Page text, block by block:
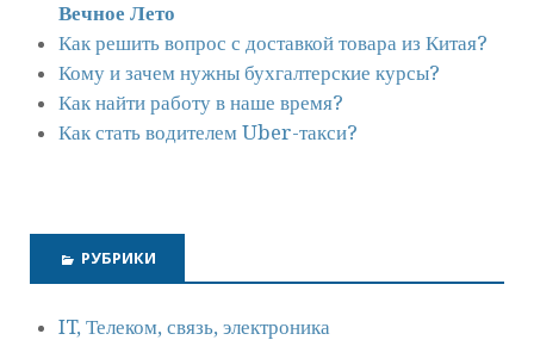
Вечное Лето
Как решить вопрос с доставкой товара из Китая?
Кому и зачем нужны бухгалтерские курсы?
Как найти работу в наше время?
Как стать водителем Uber-такси?
РУБРИКИ
IT, Телеком, связь, электроника